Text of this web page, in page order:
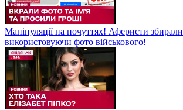
Маніпуляції на почуттях! Аферисти
використовуючи фото військового!